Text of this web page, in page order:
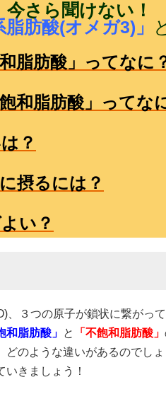
今さら聞けない！
脂肪酸(オメガ3)」
脂肪酸」ってなに
和脂肪酸」ってな
？
摂るには？
い？
、３つの原子が鎖状に繋がっ
和脂肪酸」 と 「不飽和脂肪酸」
どのような違いがあるのでし
きましょう！